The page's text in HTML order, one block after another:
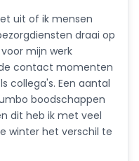
uit of ik mensen
draai op
mijn werk
contact momenten
collega's. Een aantal
boodschappen
dit heb ik met veel
winter het verschil te